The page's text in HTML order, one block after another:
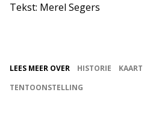
Tekst: Merel Segers
LEES MEER OVER HISTORIE KAART
TENTOONSTELLING